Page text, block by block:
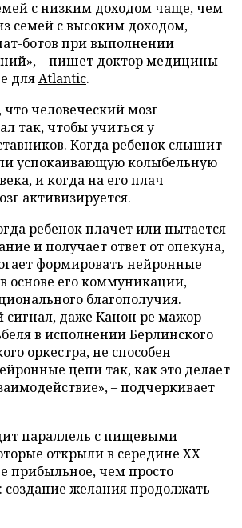
с низким доходом чаще, чем
семей с высоким доходом,
ботов при выполнении
– пишет доктор медицины
дляAtlantic.
что человеческий мозг
так, чтобы учиться у
Когда ребенок слышит
успокаивающую колыбельную
и когда на его плач
активизируется.
ребенок плачет или пытается
и получает ответ от опекуна,
формировать нейронные
основе его коммуникации,
благополучия.
сигнал, даже Канон ре мажор
в исполнении Берлинского
оркестра, не способен
цепи так, как это делает
– подчеркивает
параллель с пищевыми
открыли в середине ХХ
прибыльное, чем просто
желания продолжать